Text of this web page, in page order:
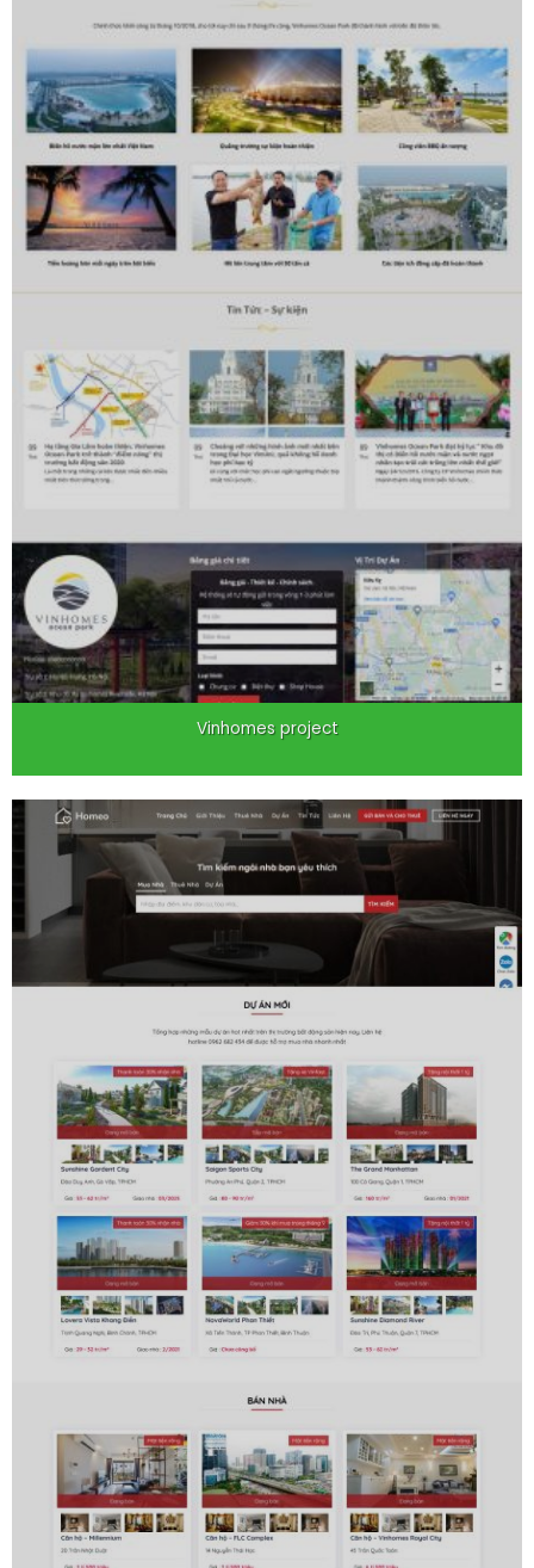
Vinhomes project